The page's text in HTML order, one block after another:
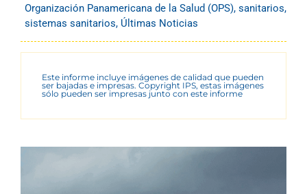
Organización Panamericana de la Salud (OPS), sanitarios,
sistemas sanitarios, Últimas Noticias
Este informe incluye imágenes de calidad que pueden
ser bajadas e impresas. Copyright IPS, estas imágenes
sólo pueden ser impresas junto con este informe